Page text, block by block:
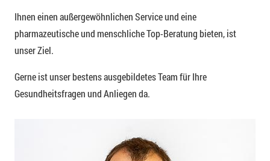
Ihnen einen außergewöhnlichen Service und eine
pharmazeutische und menschliche Top-Beratung bieten, ist
unser Ziel.
Gerne ist unser bestens ausgebildetes Team für Ihre
Gesundheitsfragen und Anliegen da.